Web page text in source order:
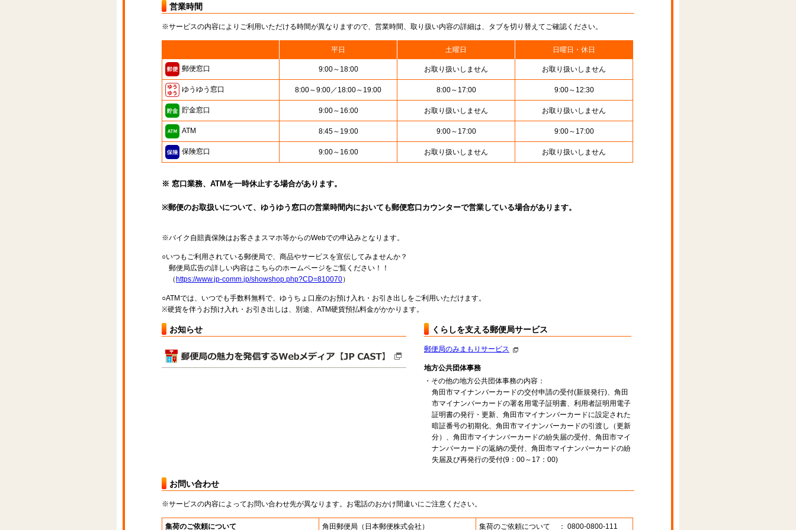
営業時間
※サービスの内容によりご利用いただける時間が異なりますので、営業時間、取り扱い内容の詳細は、タブを切り替えてご確認ください。
平日 土曜日 日曜日・休日
郵便窓口 9:00～18:00 お取り扱いしません お取り扱いしません
ゆうゆう窓口 8:00～9:00／18:00～19:00 8:00～17:00 9:00～12:30
貯金窓口 9:00～16:00 お取り扱いしません お取り扱いしません
ATM 8:45～19:00 9:00～17:00 9:00～17:00
保険窓口 9:00～16:00 お取り扱いしません お取り扱いしません
※ 窓口業務、ATMを一時休止する場合があります。
※郵便のお取扱いについて、ゆうゆう窓口の営業時間内においても郵便窓口カウンターで営業している場合があります。
※バイク自賠責保険はお客さまスマホ等からのWebでの申込みとなります。
○いつもご利用されている郵便局で、商品やサービスを宣伝してみませんか？
郵便局広告の詳しい内容はこちらのホームページをご覧ください！！
（ https://www.jp-comm.jp/showshop.php?CD=810070）
○ATMでは、いつでも手数料無料で、ゆうちょ口座のお預け入れ・お引き出しをご利用いただけます。
※硬貨を伴うお預け入れ・お引き出しは、別途、ATM硬貨預払料金がかかります。
お知らせ くらしを支える郵便局サービス
郵便局のみまもりサービス
地方公共団体事務
・その他の地方公共団体事務の内容：
角田市マイナンバーカードの交付申請の受付(新規発行)、角田
市マイナンバーカードの署名用電子証明書、利用者証明用電子
証明書の発行・更新、角田市マイナンバーカードに設定された
暗証番号の初期化、角田市マイナンバーカードの引渡し（更新
分）、角田市マイナンバーカードの紛失届の受付、角田市マイ
ナンバーカードの返納の受付、角田市マイナンバーカードの紛
失届及び再発行の受付(9：00～17：00)
お問い合わせ
※サービスの内容によってお問い合わせ先が異なります。お電話のおかけ間違いにご注意ください。
集荷のご依頼について 角田郵便局 （日本郵便株式会社） 集荷のご依頼について ： 0800-0800-111